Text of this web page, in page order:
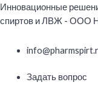
Перейти
к
Инновационные
спиртов и ЛВЖ - ООО
Задать вопрос